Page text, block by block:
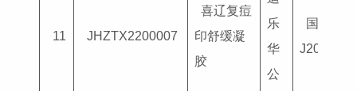
11 JHZTX2200007
喜辽复痘
印舒缓凝
胶
乐
华
公
国妆特